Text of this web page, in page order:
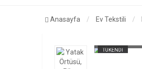
Anasayfa Ev Tekstili
TÜKENDİ